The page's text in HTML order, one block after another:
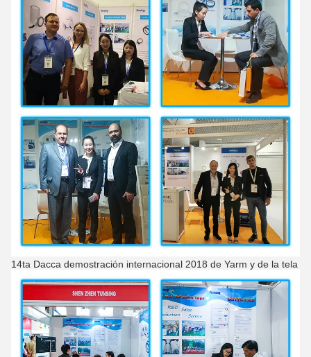
14ta Dacca demostración internacional 2018 de Yarm y de la tela